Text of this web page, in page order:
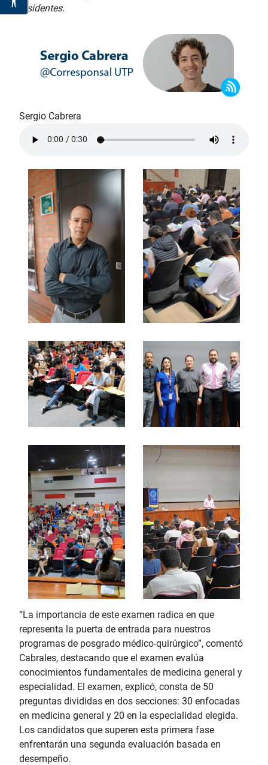
residentes.
Sergio Cabrera
“La importancia de este examen radica en que
representa la puerta de entrada para nuestros
programas de posgrado médico-quirúrgico”, comentó
Cabrales, destacando que el examen evalúa
conocimientos fundamentales de medicina general y
especialidad. El examen, explicó, consta de 50
preguntas divididas en dos secciones: 30 enfocadas
en medicina general y 20 en la especialidad elegida.
Los candidatos que superen esta primera fase
enfrentarán una segunda evaluación basada en
desempeño.